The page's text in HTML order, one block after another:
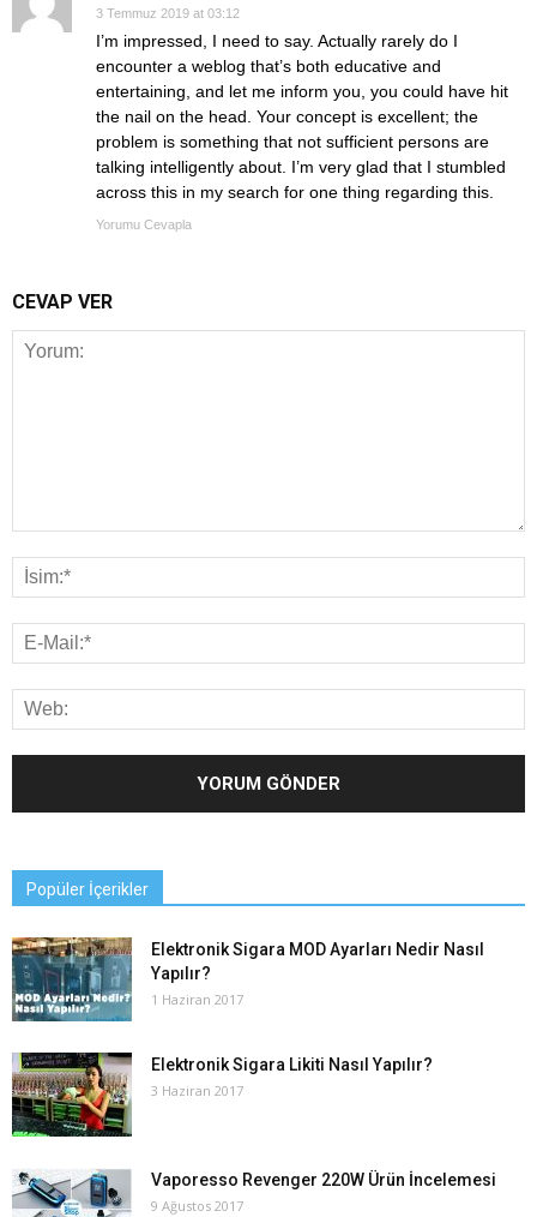
3 Temmuz 2019 at 03:12
I’m impressed, I need to say. Actually rarely do I
encounter a weblog that’s both educative and
entertaining, and let me inform you, you could have hit
the nail on the head. Your concept is excellent; the
problem is something that not sufficient persons are
talking intelligently about. I’m very glad that I stumbled
across this in my search for one thing regarding this.
Yorumu Cevapla
CEVAP VER
Popüler İçerikler
Elektronik Sigara MOD Ayarları Nedir Nasıl
Yapılır?
1 Haziran 2017
Elektronik Sigara Likiti Nasıl Yapılır?
3 Haziran 2017
Vaporesso Revenger 220W Ürün İncelemesi
9 Ağustos 2017